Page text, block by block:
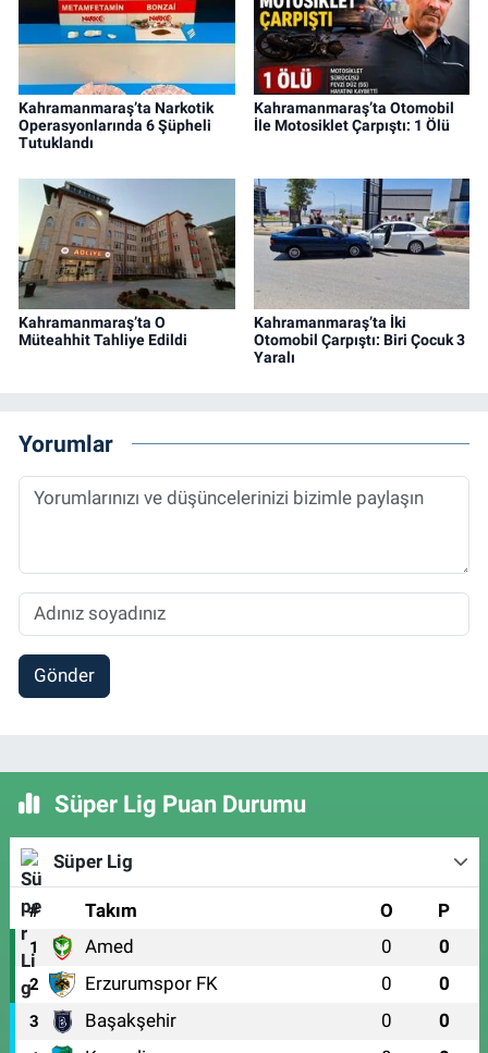
Kahramanmaraş’ta Narkotik
Operasyonlarında 6 Şüpheli
Tutuklandı
Kahramanmaraş’ta Otomobil
İle Motosiklet Çarpıştı: 1 Ölü
Kahramanmaraş’ta O
Müteahhit Tahliye Edildi
Kahramanmaraş’ta İki
Otomobil Çarpıştı: Biri Çocuk 3
Yaralı
Yorumlar
Gönder
Süper Lig Puan Durumu
Süper Lig
# Takım O P
1 Amed 0 0
2 Erzurumspor FK 0 0
3 Başakşehir 0 0